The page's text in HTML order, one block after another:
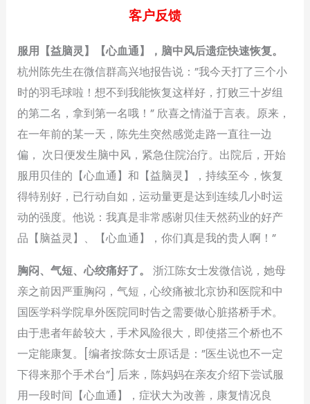
客户反馈
服用【益脑灵】【心血通】，脑中风后遗症快速恢复。
杭州陈先生在微信群高兴地报告说：”我今天打了三个小
时的羽毛球啦！想不到我能恢复这样好，打败三十岁组
的第二名，拿到第一名哦！” 欣喜之情溢于言表。原来，
在一年前的某一天，陈先生突然感觉走路一直往一边
偏， 次日便发生脑中风，紧急住院治疗。出院后，开始
服用贝佳的【心血通】和【益脑灵】，持续至今，恢复
得特别好，已行动自如，运动量更是达到连续几小时运
动的强度。他说：我真是非常感谢贝佳天然药业的好产
品【脑益灵】、【心血通】，你们真是我的贵人啊！”
胸闷、气短、心绞痛好了。
浙江陈女士发微信说，她母
亲之前因严重胸闷，气短，心绞痛被北京协和医院和中
国医学科学院阜外医院同时告之需要做心脏搭桥手术。
由于患者年龄较大，手术风险很大，即使搭三个桥也不
一定能康复。[编者按:陈女士原话是：”医生说也不一定
下得来那个手术台”] 后来，陈妈妈在亲友介绍下尝试服
用一段时间【心血通】，症状大为改善，康复情况良